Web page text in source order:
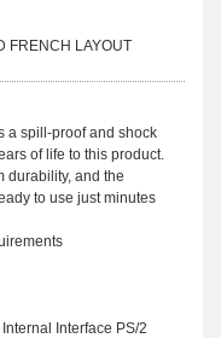
FRENCH LAYOUT
a spill-proof and shock
of life to this product.
durability, and the
to use just minutes
Interface PS/2